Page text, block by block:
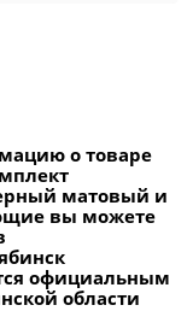
о товаре
матовый и
вы можете
официальным
области